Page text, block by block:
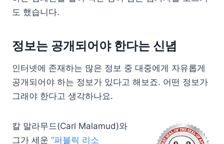
도 했습니다.
정보는 공개되어야 한다는 신념
인터넷에 존재하는 많은 정보 중 대중에게 자유롭게
공개되어야 하는 정보가 있다고 해보죠. 어떤 정보가
그래야 한다고 생각하나요.
칼 말라무드(Carl Malamud)와
그가 세운 “퍼블릭 리소